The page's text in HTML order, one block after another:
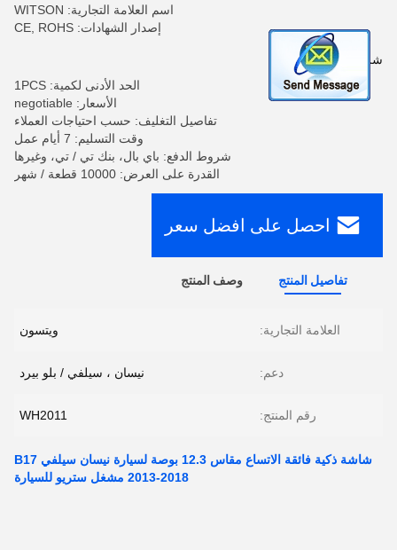
اسم العلامة التجارية: WITSON
إصدار الشهادات: CE, ROHS
شروط الدفع والشحن
الحد الأدنى لكمية: 1PCS
الأسعار: negotiable
تفاصيل التغليف: حسب احتياجات العملاء
وقت التسليم: 7 أيام عمل
شروط الدفع: باي بال، بنك تي / تي، وغيرها
القدرة على العرض: 10000 قطعة / شهر
احصل على افضل سعر
تفاصيل المنتج وصف المنتج
العلامة التجارية: ويتسون
دعم: نيسان ، سيلفي / بلو بيرد
رقم المنتج: WH2011
شاشة ذكية فائقة الاتساع مقاس 12.3 بوصة لسيارة نيسان سيلفي B17
2013-2018 مشغل ستريو للسيارة